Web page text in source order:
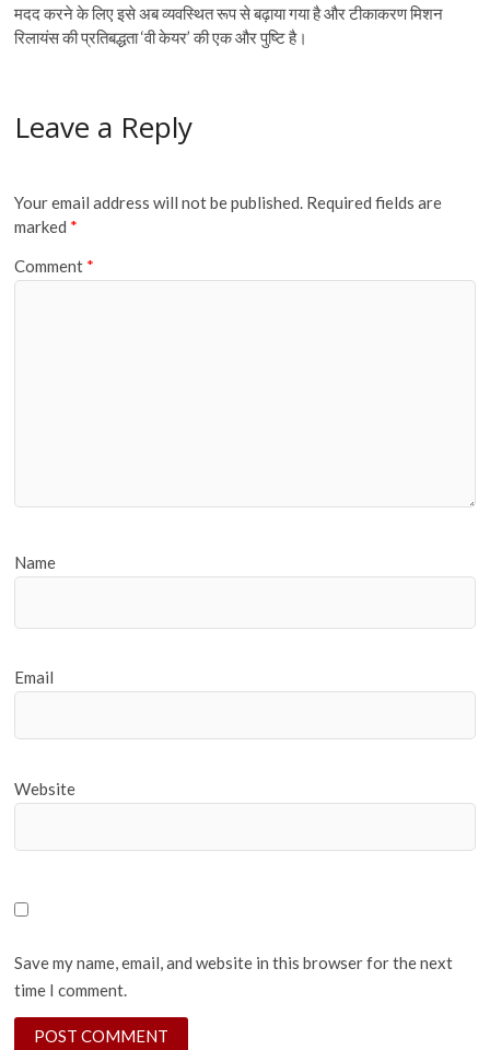
मदद करने के लिए इसे अब व्यवस्थित रूप से बढ़ाया गया है और टीकाकरण मिशन
रिलायंस की प्रतिबद्धता ‘वी केयर’ की एक और पुष्टि है।
Leave a Reply
Your email address will not be published. Required fields are
marked *
Comment *
Name
Email
Website
Save my name, email, and website in this browser for the next
time I comment.